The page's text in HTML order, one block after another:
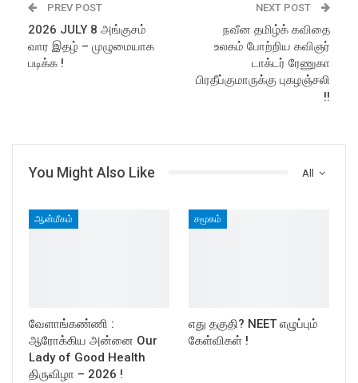
PREV POST
2026 JULY 8 அங்குசம்
வார இதழ் – முழுமையாக
படிக்க !
NEXT POST
நவீன தமிழ்க் கவிதை
உலகம் போற்றிய கவிஞர்
டாக்டர் ரேணுகா
பிரதீப்குமாருக்கு புகழஞ்சலி
!!
All
You Might Also Like
ஆன்மீகம்
வேளாங்கண்ணி :
ஆரோக்கிய அன்னை Our
Lady of Good Health
திருவிழா – 2026 !
சமூகம்
எது தகுதி? NEET எழுப்பும்
கேள்விகள் !